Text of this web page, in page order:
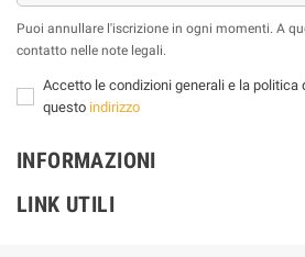
Puoi annullare l'iscrizione in ogni momenti. A
contatto nelle note legali.
Accetto le condizioni generali e la politica
questo indirizzo
INFORMAZIONI
LINK UTILI